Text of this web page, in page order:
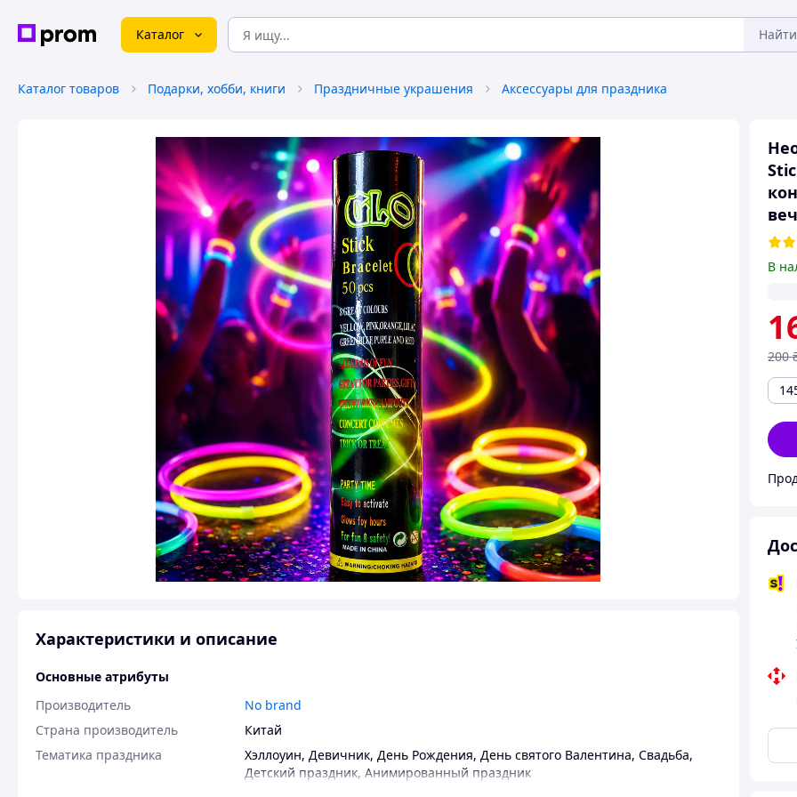
Каталог Найти
Каталог товаров Подарки, хобби, книги Праздничные украшения Аксессуары для праздника
В
200
Характеристики и описание
Основные атрибуты
Производитель
No brand
Страна производитель
Китай
Тематика праздника
Хэллоуин, Девичник, День Рождения, День святого Валентина, Свадьба,
Детский праздник, Анимированный праздник